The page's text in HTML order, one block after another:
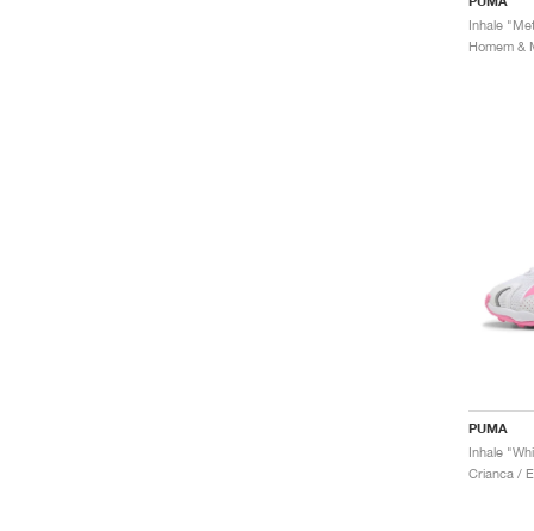
Inhale
PUMA
Inhale